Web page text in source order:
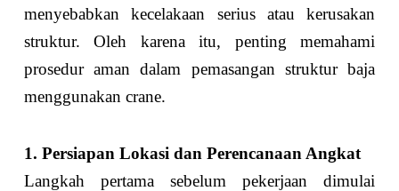
menyebabkan kecelakaan serius atau kerusakan
struktur. Oleh karena itu, penting memahami
prosedur aman dalam pemasangan struktur baja
menggunakan crane.
1. Persiapan Lokasi dan Perencanaan Angkat
Langkah pertama sebelum pekerjaan dimulai